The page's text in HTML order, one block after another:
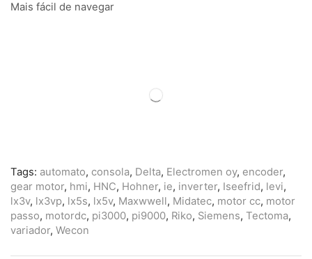
Mais fácil de navegar
Tags: automato, consola, Delta, Electromen oy, encoder,
gear motor, hmi, HNC, Hohner, ie, inverter, Iseefrid, levi,
lx3v, lx3vp, lx5s, lx5v, Maxwwell, Midatec, motor cc, motor
passo, motordc, pi3000, pi9000, Riko, Siemens, Tectoma,
variador, Wecon